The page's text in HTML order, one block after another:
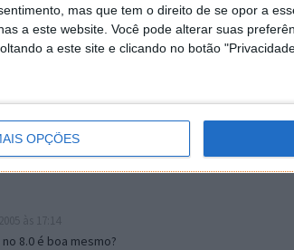
mas que tem o direito de se opor a
a este website. Você pode alterar suas
a este site e clicando no botão
OPÇÕES
mail algum.
17:00
8.0 é boa mesmo?